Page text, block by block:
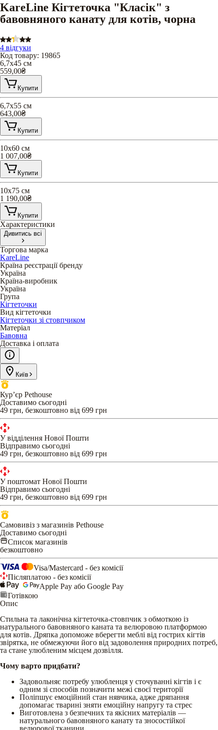
KareLine Кігтеточка "Класік" з
бавовняного канату для котів, чорна
4 відгуки
Код товару: 19865
6,7х45 см
559,00₴
Купити
6,7х55 см
643,00₴
Купити
10х60 см
1 007,00₴
Купити
10х75 см
1 190,00₴
Купити
Характеристики
Дивитись всі
Торгова марка
KareLine
Країна реєстрації бренду
Україна
Країна-виробник
Україна
Група
Кігтеточки
Вид кігтеточки
Кігтеточки зі стовпчиком
Матеріал
Бавовна
Доставка і оплата
Київ
Кур’єр Pethouse
Доставимо сьогодні
49 грн, безкоштовно від 699 грн
У відділення Нової Пошти
Відправимо сьогодні
49 грн, безкоштовно від 699 грн
У поштомат Нової Пошти
Відправимо сьогодні
49 грн, безкоштовно від 699 грн
Самовивіз з магазинів Pethouse
Доставимо сьогодні
Список магазинів
безкоштовно
Visa/Mastercard - без комісії
Післяплатою - без комісії
Apple Pay або Google Pay
Готівкою
Опис
Стильна та лаконічна кігтеточка-стовпчик з обмоткою із
натурального бавовняного каната та велюровою платформою
для котів. Дряпка допоможе вберегти меблі від гострих кігтів
звірятка, не обмежуючи його від задоволення природних потреб,
та стане улюбленим місцем дозвілля.
Чому варто придбати?
Задовольняє потребу улюбленця у сточуванні кігтів і є
одним зі способів позначити межі своєї території
Поліпшує емоційний стан нявчика, адже дряпання
допомагає тварині зняти емоційну напругу та стрес
Виготовлена з безпечних та якісних матеріалів —
натурального бавовняного канату та зносостійкої
велюрової тканини